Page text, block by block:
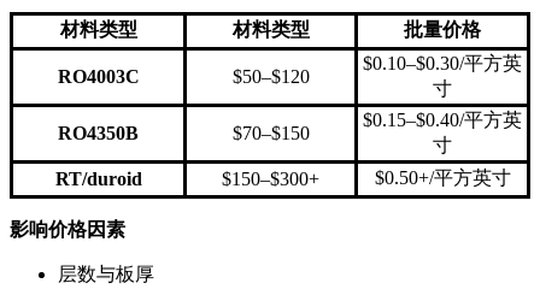
材料类型 材料类型 批量价格
RO4003C $50–$120
$0.10–$0.30/平方英
寸
RO4350B $70–$150
$0.15–$0.40/平方英
寸
RT/duroid
$150–$300+ $0.50+/平方英寸
影响价格因素
层数与板厚